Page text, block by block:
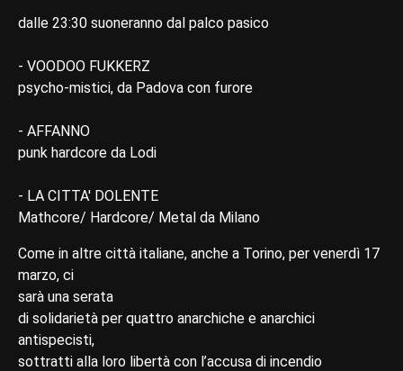
dalle 23:30 suoneranno dal palco pasico
- VOODOO FUKKERZ
psycho-mistici, da Padova con furore
- AFFANNO
punk hardcore da Lodi
- LA CITTA' DOLENTE
Mathcore/ Hardcore/ Metal da Milano
Come in altre città italiane, anche a Torino, per venerdì 17
marzo, ci
sarà una serata
di solidarietà per quattro anarchiche e anarchici
antispecisti,
sottratti alla loro libertà con l’accusa di incendio